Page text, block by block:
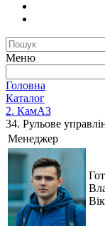
Меню
Головна
Каталог
2. КамАЗ
34. Рульове
Менеджер